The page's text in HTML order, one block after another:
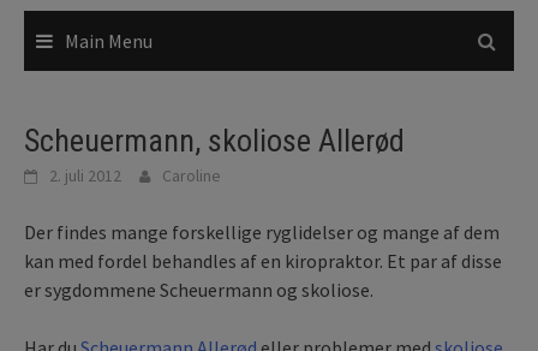
Main Menu
Scheuermann, skoliose Allerød
2. juli 2012 Caroline
Der findes mange forskellige ryglidelser og mange af dem
kan med fordel behandles af en kiropraktor. Et par af disse
er sygdommene Scheuermann og skoliose.